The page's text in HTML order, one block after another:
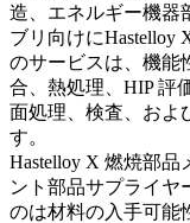
造、エネルギー機器
ブリ向けにHastelloy
のサービスは、機能
合、熱処理、HIP 評
面処理、検査、およ
す。
Hastelloy X 燃焼部品
ント部品サプライヤ
のは材料の入手可能